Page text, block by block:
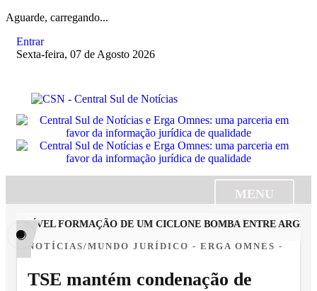
Aguarde, carregando...
Entrar
Sexta-feira, 07 de Agosto 2026
MENU
FORMAÇÃO DE UM CICLONE BOMBA ENTRE
NOTÍCIAS/MUNDO JURÍDICO - ERGA OMNES -
TSE mantém condenação de